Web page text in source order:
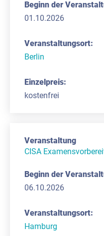
01.10.2026
Berlin
kostenfrei
CISA
06.10.2026
Hamburg